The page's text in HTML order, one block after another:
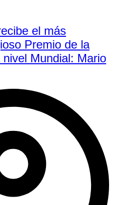
el más
Premio de la
Mundial: Mario